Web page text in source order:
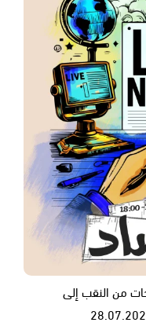
من النقب إلى